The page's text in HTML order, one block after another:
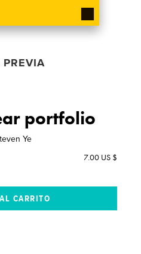
PREVIA
portfolio
Ye
7.00 US $